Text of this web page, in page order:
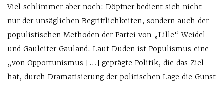
Viel schlimmer aber noch: Döpfner bedient sich nicht
nur der unsäglichen Begrifflichkeiten, sondern auch der
populistischen Methoden der Partei von „Lille“ Weidel
und Gauleiter Gauland. Laut Duden ist Populismus eine
„von Opportunismus […] geprägte Politik, die das Ziel
hat, durch Dramatisierung der politischen Lage die Gunst